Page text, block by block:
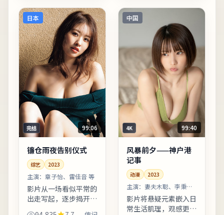
解读：同一故事，允许
多种...
合晚间完整观看，配合
大屏与环绕声更能体会
声音...
日本
完结 99:06
镰仓雨夜告别仪式
综艺 2023
主演： 章子怡、雷佳音 等
影片从一场看似平常的
出走写起，逐步揭开人
物之间的隐秘牵绊。剪
中国
4K 99:40
风暴前夕——神户港
记事
动漫 2023
主演： 妻夫木聪、李秉宪
等
影片将悬疑元素嵌入日
常生活肌理，观感更接